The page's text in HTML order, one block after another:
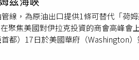
國防部（Pentagon）則未回覆置評要
認為，原因在於中國政府補貼本國生
表示，其遵守世界貿易組織（WTO）
稀有金屬公司」（Ucore Rare
的溶劑萃取法，但速度更快、更環保
採其他國家的核能技術與設備，例如
負面影響。美國與沙烏地阿拉伯簽署
核武的企圖。來自康乃狄克州（
引發區域核武競賽，並進一步降低
石燃料。根據國際能源總署（
性表示：「雖然下著大雨，但更開心
時，原本站在歌迷中間小舞台的蕭景
即將於7月21日迎來生日，男團FEniX
FEniX表示Energy是他們相當崇拜的男
厲害的、一定要像哥一樣站上越來越
線，為原油出口提供1條可替代「荷
聚焦美國對伊拉克投資的商會高峰會
都）17日於美國華府（Washington
別為伊拉克「巴士拉石油公司」（